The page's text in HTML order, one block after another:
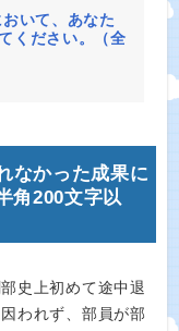
いて、あなた
ください。（全
なかった成果に
角200文字以
史上初めて途中退
われず、部員が部